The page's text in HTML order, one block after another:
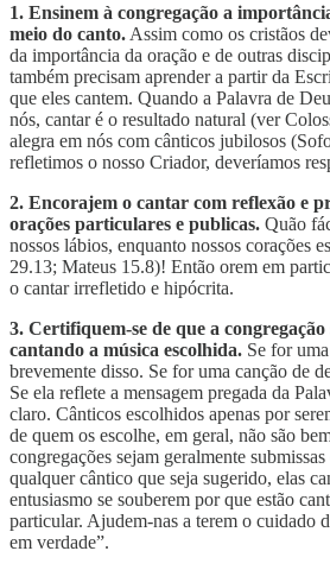
1. Ensinem à congregação a
meio do canto. Assim como os cristãos
da importância da oração e de outras
também precisam aprender a partir da
que eles cantem. Quando a Palavra de
nós, cantar é o resultado natural (ver
alegra em nós com cânticos jubilosos
refletimos o nosso Criador, deveríamos
2. Encorajem o cantar com reflexão e
orações particulares e publicas. Quão
nossos lábios, enquanto nossos corações
29.13; Mateus 15.8)! Então orem em
o cantar irrefletido e hipócrita.
3. Certifiquem-se de que a congregação
cantando a música escolhida. Se for
brevemente disso. Se for uma canção de
Se ela reflete a mensagem pregada da
claro. Cânticos escolhidos apenas por
de quem os escolhe, em geral, não são
congregações sejam geralmente
qualquer cântico que seja sugerido, elas
entusiasmo se souberem por que estão
particular. Ajudem-nas a terem o cuidado
em verdade”.